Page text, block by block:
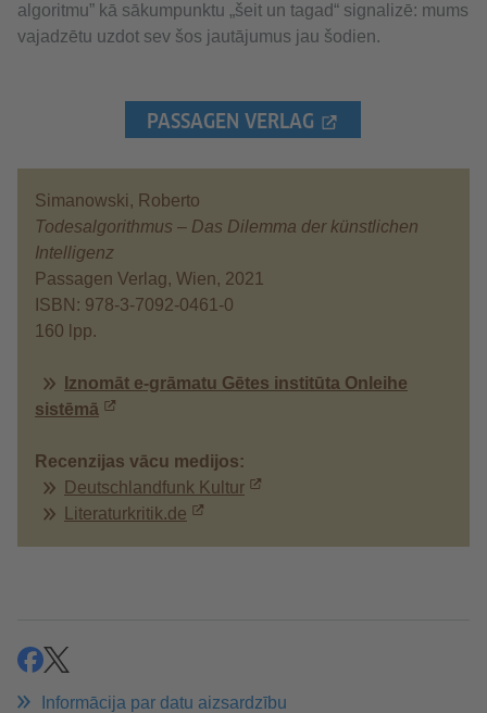
algoritmu” kā sākumpunktu „šeit un tagad“ signalizē: mums
vajadzētu uzdot sev šos jautājumus jau šodien.
PASSAGEN VERLAG
Simanowski, Roberto
Todesalgorithmus – Das Dilemma der künstlichen
Intelligenz
Passagen Verlag, Wien, 2021
ISBN: 978-3-7092-0461-0
160 lpp.
Iznomāt e-grāmatu Gētes institūta Onleihe
sistēmā
Recenzijas vācu medijos:
Deutschlandfunk Kultur
Literaturkritik.de
ieteiktieteikt
Informācija par datu aizsardzību